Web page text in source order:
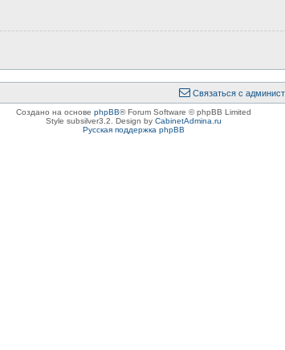
Связаться с
Создано на основе phpBB® Forum Software © phpBB Limited
Style subsilver3.2. Design by CabinetAdmina.ru
Русская поддержка phpBB